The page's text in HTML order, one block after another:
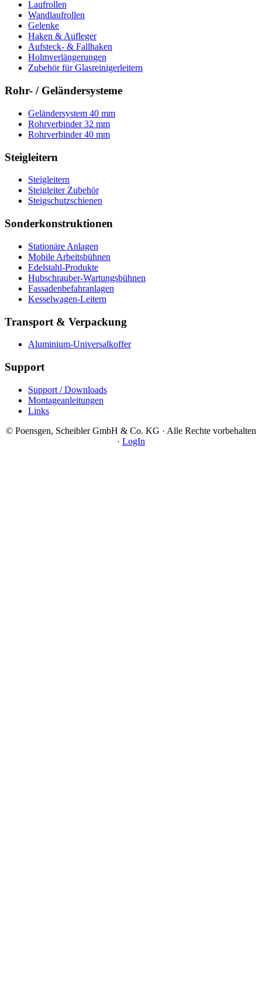
Laufrollen
Wandlaufrollen
Gelenke
Haken & Aufleger
Aufsteck- & Fallhaken
Holmverlängerungen
Zubehör für Glasreinigerleitern
Rohr- / Geländersysteme
Geländersystem 40 mm
Rohrverbinder 32 mm
Rohrverbinder 40 mm
Steigleitern
Steigleitern
Steigleiter Zubehör
Steigschutzschienen
Sonderkonstruktionen
Stationäre Anlagen
Mobile Arbeitsbühnen
Edelstahl-Produkte
Hubschrauber-Wartungsbühnen
Fassadenbefahranlagen
Kesselwagen-Leitern
Transport & Verpackung
Aluminium-Universalkoffer
Support
Support / Downloads
Montageanleitungen
Links
© Poensgen, Scheibler GmbH & Co. KG · Alle Rechte vorbehalten
· LogIn